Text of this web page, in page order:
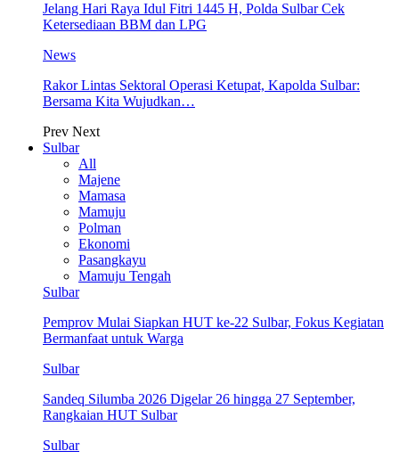
Jelang Hari Raya Idul Fitri 1445 H, Polda Sulbar Cek
Ketersediaan BBM dan LPG
News
Rakor Lintas Sektoral Operasi Ketupat, Kapolda Sulbar:
Bersama Kita Wujudkan…
Prev Next
Sulbar
All
Majene
Mamasa
Mamuju
Polman
Ekonomi
Pasangkayu
Mamuju Tengah
Sulbar
Pemprov Mulai Siapkan HUT ke-22 Sulbar, Fokus Kegiatan
Bermanfaat untuk Warga
Sulbar
Sandeq Silumba 2026 Digelar 26 hingga 27 September,
Rangkaian HUT Sulbar
Sulbar